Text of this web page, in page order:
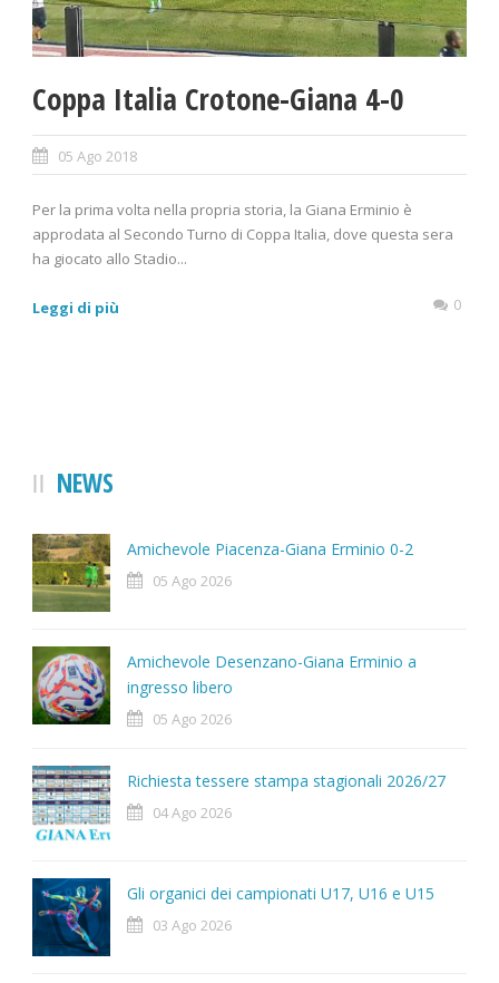
Coppa Italia Crotone-Giana 4-0
05 Ago 2018
Per la prima volta nella propria storia, la Giana Erminio è
approdata al Secondo Turno di Coppa Italia, dove questa sera
ha giocato allo Stadio...
Leggi di più 0
NEWS
Amichevole Piacenza-Giana Erminio 0-2
05 Ago 2026
Amichevole Desenzano-Giana Erminio a
ingresso libero
05 Ago 2026
Richiesta tessere stampa stagionali 2026/27
04 Ago 2026
Gli organici dei campionati U17, U16 e U15
03 Ago 2026